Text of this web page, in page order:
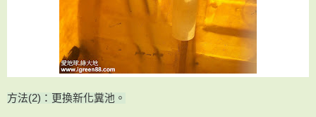
方法(2)：更換新化糞池。